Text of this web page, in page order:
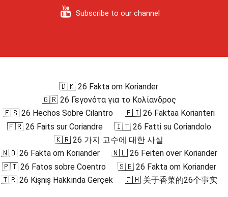
Subscribe to our channel
🇩🇰 26 Fakta om Koriander
🇬🇷 26 Γεγονότα για το Κολίανδρος
🇪🇸 26 Hechos Sobre Cilantro
🇫🇮 26 Faktaa Korianteri
🇫🇷 26 Faits sur Coriandre
🇮🇹 26 Fatti su Coriandolo
🇰🇷 26 가지 고수에 대한 사실
🇳🇴 26 Fakta om Koriander
🇳🇱 26 Feiten over Koriander
🇵🇹 26 Fatos sobre Coentro
🇸🇪 26 Fakta om Koriander
🇹🇷 26 Kişniş Hakkında Gerçek
🇿🇭 关于香菜的26个事实